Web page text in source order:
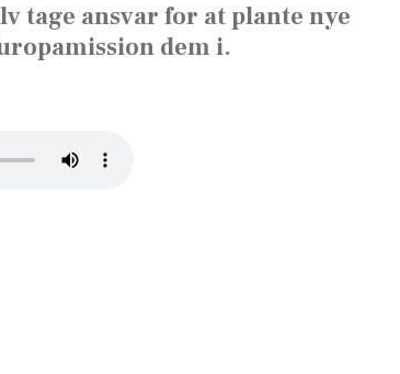
tage ansvar for at plante nye
dem i.